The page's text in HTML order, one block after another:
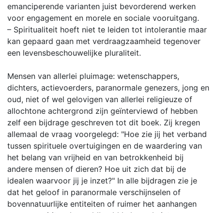
emanciperende varianten juist bevorderend werken
voor engagement en morele en sociale vooruitgang.
– Spiritualiteit hoeft niet te leiden tot intolerantie maar
kan gepaard gaan met verdraagzaamheid tegenover
een levensbeschouwelijke pluraliteit.
Mensen van allerlei pluimage: wetenschappers,
dichters, actievoerders, paranormale genezers, jong en
oud, niet of wel gelovigen van allerlei religieuze of
allochtone achtergrond zijn geïnterviewd of hebben
zelf een bijdrage geschreven tot dit boek. Zij kregen
allemaal de vraag voorgelegd: "Hoe zie jij het verband
tussen spirituele overtuigingen en de waardering van
het belang van vrijheid en van betrokkenheid bij
andere mensen of dieren? Hoe uit zich dat bij de
idealen waarvoor jij je inzet?" In alle bijdragen zie je
dat het geloof in paranormale verschijnselen of
bovennatuurlijke entiteiten of ruimer het aanhangen